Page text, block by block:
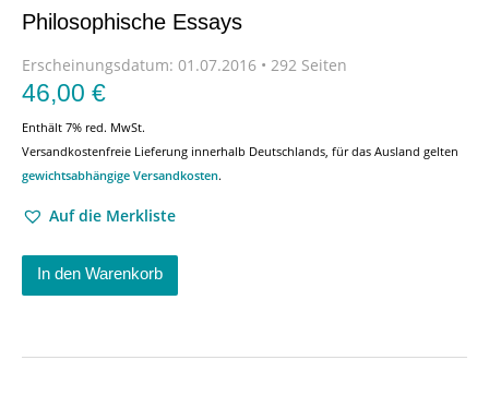
Philosophische Essays
Erscheinungsdatum: 01.07.2016 • 292 Seiten
46,00 €
Enthält 7% red. MwSt.
Versandkostenfreie Lieferung innerhalb Deutschlands, für das Ausland gelten
gewichtsabhängige Versandkosten.
Auf die Merkliste
In den Warenkorb